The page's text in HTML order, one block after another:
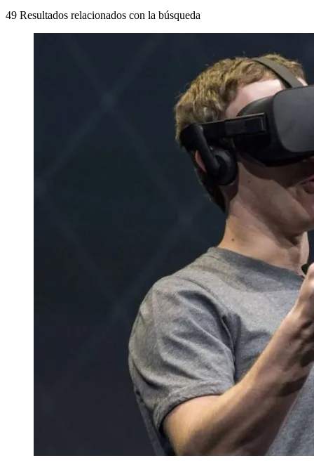
49 Resultados relacionados con la búsqueda